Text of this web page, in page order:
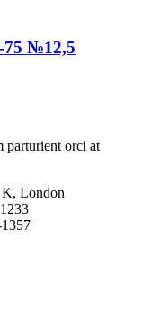
75 №12,5
parturient orci at
London